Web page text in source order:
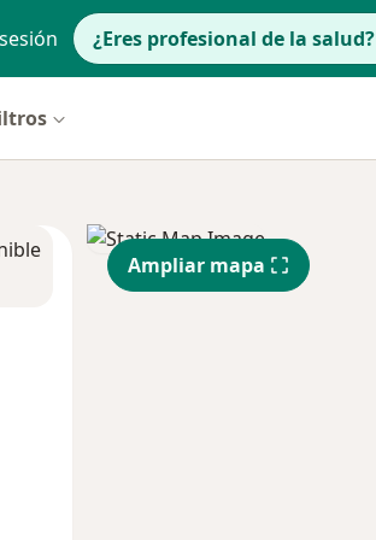
¿Eres profesional de la salud?
Ampliar mapa